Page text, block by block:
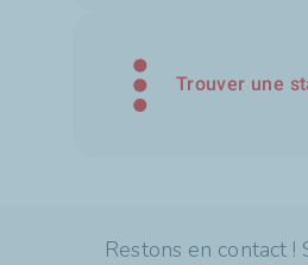
Trouver une
Restons en contact !